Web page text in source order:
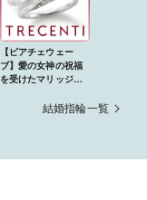
【ピアチェウェー
ブ】愛の女神の祝福
を受けたマリッジリ
結婚指輪一覧